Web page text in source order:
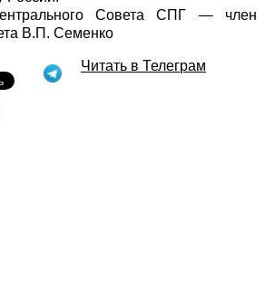
Совета СПГ — член
В.П. Семенко
Читать в Телеграм